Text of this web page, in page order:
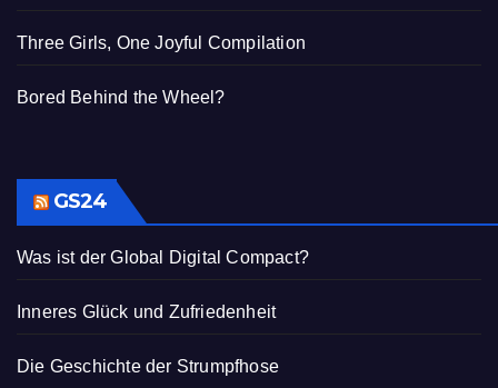
Three Girls, One Joyful Compilation
Bored Behind the Wheel?
GS24
Was ist der Global Digital Compact?
Inneres Glück und Zufriedenheit
Die Geschichte der Strumpfhose